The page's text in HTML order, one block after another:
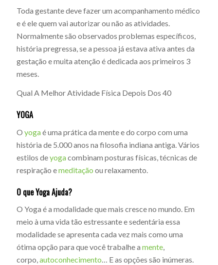
Toda gestante deve fazer um acompanhamento médico
e é ele quem vai autorizar ou não as atividades.
Normalmente são observados problemas específicos,
história pregressa, se a pessoa já estava ativa antes da
gestação e muita atenção é dedicada aos primeiros 3
meses.
Qual A Melhor Atividade Física Depois Dos 40
YOGA
O yogaé uma prática da mente e do corpo com uma
história de 5.000 anos na filosofia indiana antiga. Vários
estilos deyogacombinam posturas físicas, técnicas de
respiração emeditação ou relaxamento.
O que Yoga Ajuda?
O Yoga é a modalidade que mais cresce no mundo. Em
meio à uma vida tão estressante e sedentária essa
modalidade se apresenta cada vez mais como uma
ótima opção para que você trabalhe a mente,
corpo,autoconhecimento… E as opções são inúmeras.